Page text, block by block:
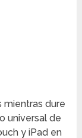
dure
universal de
y iPad en